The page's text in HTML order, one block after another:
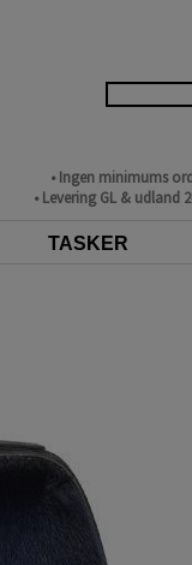
• Ingen minimums
• Levering GL & udland
TASKER